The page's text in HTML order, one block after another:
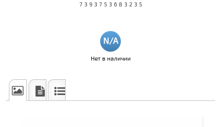
7393753683235
Нет в наличии